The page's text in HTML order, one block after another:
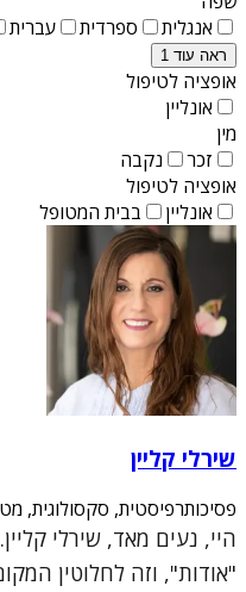
אנגלית
ספרדית עברית
ראה עוד 1
אופציה לטיפול
אונליין
מין
זכר
נקבה
אופציה לטיפול
אונליין
בבית המטופל
שירלי קליין
פסיכותרפיסטית, סקסולוגית,
היי, נעים מאד, שירלי
"אודות", וזה לחלוטין